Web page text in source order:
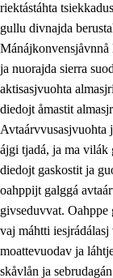
1.
1.1
1.2
1.3 Lájttális
1.4
1.5 Vieledus
1.6
riektástáhta
gullu divnajda
Mánájkonvensjåvnnå
ja nuorajda sierra
aktisasjvuohta
diedojt åmastit
Avtaárvvusasjvuohta
ájgi tjadá, ja ma vilák
diedojt gaskostit ja
oahppijt galggá
givseduvvat.
vaj máhtti
moattevuodav ja
skåvlån ja